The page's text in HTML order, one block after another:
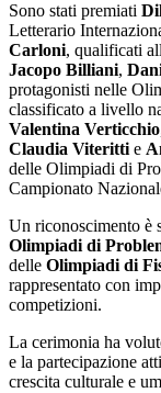
Sono stati premiati
Letterario
Carloni, qualificati
Jacopo Billiani,
protagonisti nelle
classificato a livello
Valentina Verticchio
Claudia Viteritti e
delle Olimpiadi di
Campionato
Un riconoscimento è
Olimpiadi di
delle Olimpiadi di
rappresentato con
competizioni.
La cerimonia ha
e la partecipazione
crescita culturale e